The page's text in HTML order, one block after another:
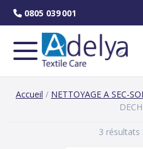
0805 039 001
Accueil / NETTOYAGE A SEC-
3 résultats